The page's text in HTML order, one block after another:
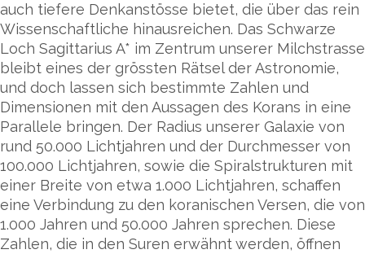
auch tiefere Denkanstösse bietet, die über das rein
Wissenschaftliche hinausreichen. Das Schwarze
Loch Sagittarius A* im Zentrum unserer Milchstrasse
bleibt eines der grössten Rätsel der Astronomie,
und doch lassen sich bestimmte Zahlen und
Dimensionen mit den Aussagen des Korans in eine
Parallele bringen. Der Radius unserer Galaxie von
rund 50.000 Lichtjahren und der Durchmesser von
100.000 Lichtjahren, sowie die Spiralstrukturen mit
einer Breite von etwa 1.000 Lichtjahren, schaffen
eine Verbindung zu den koranischen Versen, die von
1.000 Jahren und 50.000 Jahren sprechen. Diese
Zahlen, die in den Suren erwähnt werden, öffnen